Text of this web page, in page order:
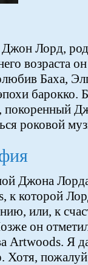
Лорд,
возраста он
Баха,
барокко.
покоренный
роковой
Джона
к которой
или, к
он
Artwoods. Я
Хотя,